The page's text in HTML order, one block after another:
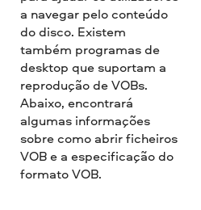
a navegar pelo conteúdo
do disco. Existem
também programas de
desktop que suportam a
reprodução de VOBs.
Abaixo, encontrará
algumas informações
sobre como abrir ficheiros
VOB e a especificação do
formato VOB.